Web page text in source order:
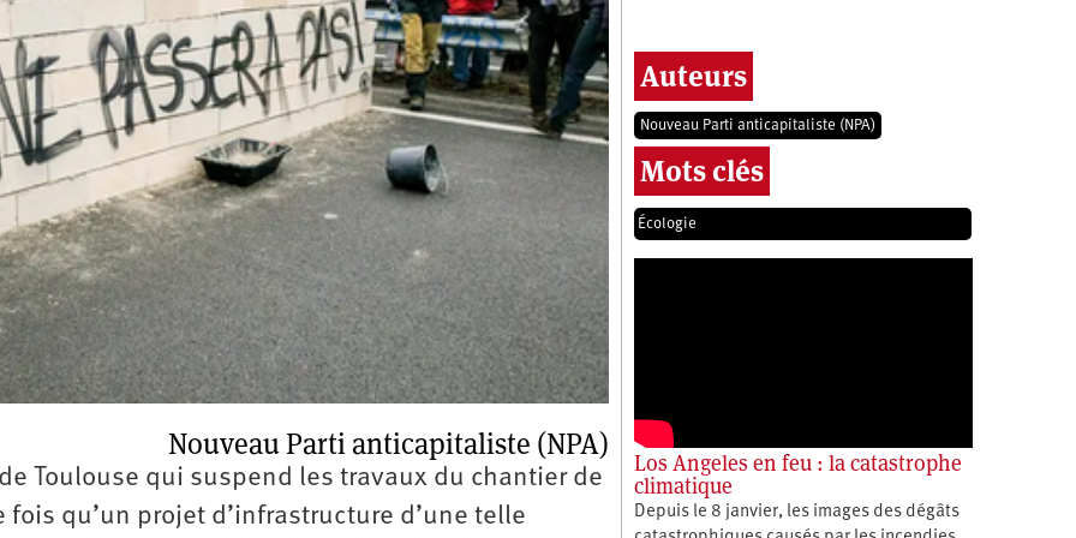
2e
congrès
1er
congrès
Congrès
fondation
Nouveau Parti anticapitaliste (NPA)
Toulouse qui suspend les travaux du chantier de
fois qu’un projet d’infrastructure d’une telle
Auteurs
Nouveau Parti anticapitaliste (NPA)
Mots clés
Écologie
Los Angeles en feu : la catastrophe
climatique
Depuis le 8 janvier, les images des dégâts